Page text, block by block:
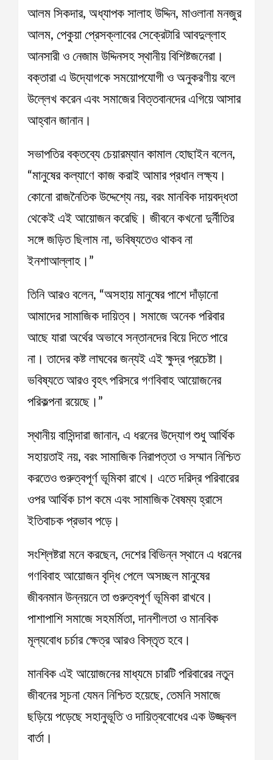
আলম সিকদার, অধ্যাপক সালাহ উদ্দিন, মাওলানা মনজুর
আলম, পেকুয়া প্রেসক্লাবের সেক্রেটারি আবদুল্লাহ
আনসারী ও নেজাম উদ্দিনসহ স্থানীয় বিশিষ্টজনেরা।
বক্তারা এ উদ্যোগকে সময়োপযোগী ও অনুকরণীয় বলে
উল্লেখ করেন এবং সমাজের বিত্তবানদের এগিয়ে আসার
আহ্বান জানান।
সভাপতির বক্তব্যে চেয়ারম্যান কামাল হোছাইন বলেন,
“মানুষের কল্যাণে কাজ করাই আমার প্রধান লক্ষ্য।
কোনো রাজনৈতিক উদ্দেশ্যে নয়, বরং মানবিক দায়বদ্ধতা
থেকেই এই আয়োজন করেছি। জীবনে কখনো দুর্নীতির
সঙ্গে জড়িত ছিলাম না, ভবিষ্যতেও থাকব না
ইনশাআল্লাহ।”
তিনি আরও বলেন, “অসহায় মানুষের পাশে দাঁড়ানো
আমাদের সামাজিক দায়িত্ব। সমাজে অনেক পরিবার
আছে যারা অর্থের অভাবে সন্তানদের বিয়ে দিতে পারে
না। তাদের কষ্ট লাঘবের জন্যই এই ক্ষুদ্র প্রচেষ্টা।
ভবিষ্যতে আরও বৃহৎ পরিসরে গণবিবাহ আয়োজনের
পরিকল্পনা রয়েছে।”
স্থানীয় বাসিন্দারা জানান, এ ধরনের উদ্যোগ শুধু আর্থিক
সহায়তাই নয়, বরং সামাজিক নিরাপত্তা ও সম্মান নিশ্চিত
করতেও গুরুত্বপূর্ণ ভূমিকা রাখে। এতে দরিদ্র পরিবারের
ওপর আর্থিক চাপ কমে এবং সামাজিক বৈষম্য হ্রাসে
ইতিবাচক প্রভাব পড়ে।
সংশ্লিষ্টরা মনে করছেন, দেশের বিভিন্ন স্থানে এ ধরনের
গণবিবাহ আয়োজন বৃদ্ধি পেলে অসচ্ছল মানুষের
জীবনমান উন্নয়নে তা গুরুত্বপূর্ণ ভূমিকা রাখবে।
পাশাপাশি সমাজে সহমর্মিতা, দানশীলতা ও মানবিক
মূল্যবোধ চর্চার ক্ষেত্র আরও বিস্তৃত হবে।
মানবিক এই আয়োজনের মাধ্যমে চারটি পরিবারের নতুন
জীবনের সূচনা যেমন নিশ্চিত হয়েছে, তেমনি সমাজে
ছড়িয়ে পড়েছে সহানুভূতি ও দায়িত্ববোধের এক উজ্জ্বল
বার্তা।